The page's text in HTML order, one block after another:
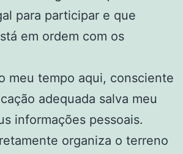
para participar e que
em ordem com os
meu tempo aqui, consciente
adequada salva meu
informações pessoais.
organiza o terreno